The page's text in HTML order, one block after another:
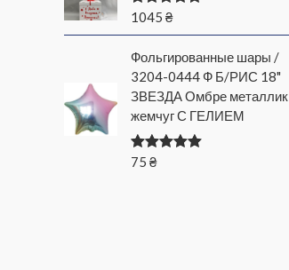
Оценка
1045 ₴
Фольгированные шары /
3204-0444 Ф Б/РИС 18"
ЗВЕЗДА Омбре металлик
жемчуг С ГЕЛИЕМ
Оценка
75 ₴